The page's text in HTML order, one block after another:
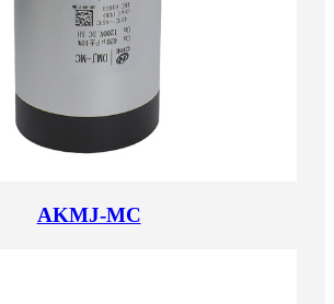
AKMJ-MC